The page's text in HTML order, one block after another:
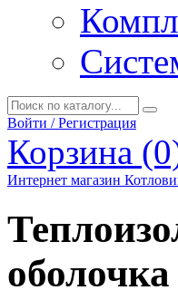
Войти / Регистрация
Корзина
Интернет магазин
оболочка